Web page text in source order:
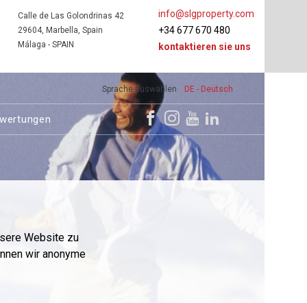
Website zu
wir anonyme
Sprache auswählen DE - Deutsch
info@slgproperty.com
+34 677 670 480
kontaktieren sie uns
Calle de Las Golondrinas 42
29604, Marbella, Spain
Málaga - SPAIN